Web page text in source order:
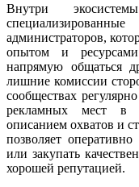
Внутри
администраторов,
опытом и
напрямую общаться
лишние комиссии
сообществах
рекламных мест в
описанием охватов и
позволяет
или закупать
хорошей репутацией.